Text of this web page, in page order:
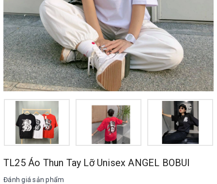
TL25 Áo Thun Tay Lỡ Unisex ANGEL BOBUI
Đánh giá sản phẩm